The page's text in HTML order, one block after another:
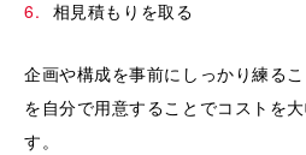
相見積もりを取る
企画や構成を事前にしっかり練る
を自分で用意することでコストを
す。